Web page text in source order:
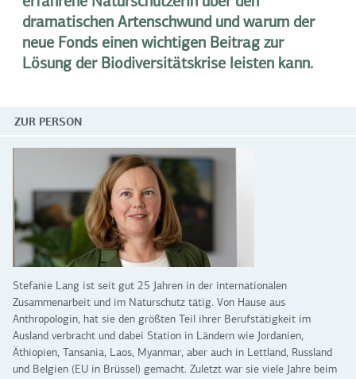
dramatischen Artenschwund und warum der
neue Fonds einen wichtigen Beitrag zur
Lösung der Biodiversitätskrise leisten kann.
ZUR PERSON
Stefanie Lang ist seit gut 25 Jahren in der internationalen
Zusammenarbeit und im Naturschutz tätig. Von Hause aus
Anthropologin, hat sie den größten Teil ihrer Berufstätigkeit im
Ausland verbracht und dabei Station in Ländern wie Jordanien,
Äthiopien, Tansania, Laos, Myanmar, aber auch in Lettland, Russland
und Belgien (EU in Brüssel) gemacht. Zuletzt war sie viele Jahre beim